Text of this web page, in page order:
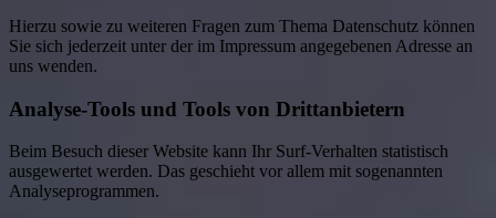
Hierzu sowie zu weiteren Fragen zum Thema Datenschutz können
Sie sich jederzeit unter der im Impressum angegebenen Adresse an
uns wenden.
Analyse-Tools und Tools von Dritt­anbietern
Beim Besuch dieser Website kann Ihr Surf-Verhalten statistisch
ausgewertet werden. Das geschieht vor allem mit sogenannten
Analyseprogrammen.